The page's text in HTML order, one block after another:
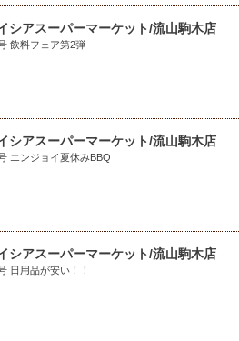
シアスーパーマーケット/流山駒木店
飲料フェア第2弾
シアスーパーマーケット/流山駒木店
エンジョイ夏休みBBQ
シアスーパーマーケット/流山駒木店
日用品が安い！！